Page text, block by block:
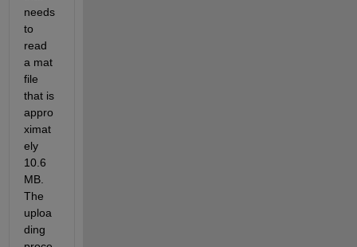
needs
to
read
a mat
file
that is
appro
ximat
ely
10.6
MB.
The
uploa
ding